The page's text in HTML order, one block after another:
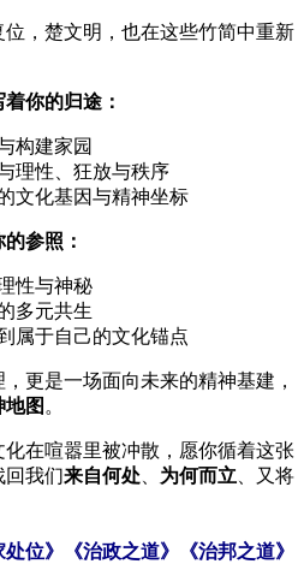
，楚文明，也在这些竹简中重新
你的归途：
构建家园
理性、狂放与秩序
文化基因与精神坐标
参照：
性与神秘
多元共生
属于自己的文化锚点
更是一场面向未来的精神基建，
地图 。
在喧嚣里被冲散，愿你循着这张
我们来自何处 为何而立 、又将
位》《治政之道》《治邦之道》